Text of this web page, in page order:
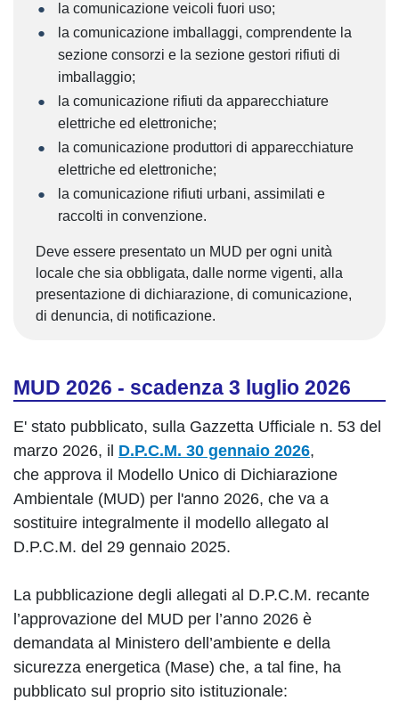
la comunicazione veicoli fuori uso;
la comunicazione imballaggi, comprendente la
sezione consorzi e la sezione gestori rifiuti di
imballaggio;
la comunicazione rifiuti da apparecchiature
elettriche ed elettroniche;
la comunicazione produttori di apparecchiature
elettriche ed elettroniche;
la comunicazione rifiuti urbani, assimilati e
raccolti in convenzione.
Deve essere presentato un MUD per ogni unità
locale che sia obbligata, dalle norme vigenti, alla
presentazione di dichiarazione, di comunicazione,
di denuncia, di notificazione.
MUD 2026 - scadenza 3 luglio 2026
E' stato pubblicato, sulla Gazzetta Ufficiale n. 53 del
marzo 2026, il D.P.C.M. 30 gennaio 2026,
che approva il Modello Unico di Dichiarazione
Ambientale (MUD) per l'anno 2026, che va a
sostituire integralmente il modello allegato al
D.P.C.M. del 29 gennaio 2025.
La pubblicazione degli allegati al D.P.C.M. recante
l’approvazione del MUD per l’anno 2026 è
demandata al Ministero dell’ambiente e della
sicurezza energetica (Mase) che, a tal fine, ha
pubblicato sul proprio sito istituzionale: